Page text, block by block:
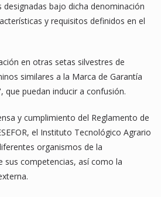
designadas bajo dicha denominación
y requisitos definidos en el
en otras setas silvestres de
similares a la Marca de Garantía
que puedan inducir a confusión.
y cumplimiento del Reglamento de
el Instituto Tecnológico Agrario
organismos de la
sus competencias, así como la